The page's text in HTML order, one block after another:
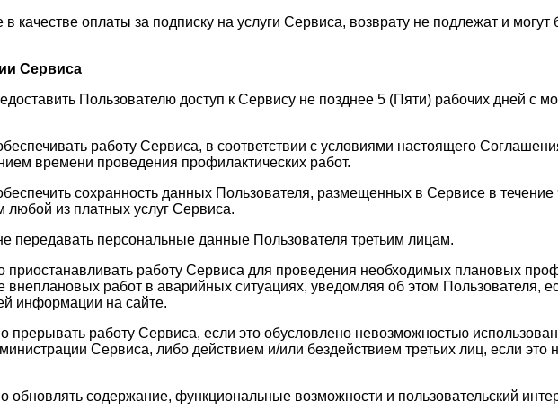
качестве оплаты за подписку на услуги Сервиса, возврату не подлежат и
Сервиса
Пользователю доступ к Сервису не позднее 5 (Пяти) рабочих дней с
работу Сервиса, в соответствии с условиями настоящего
времени проведения профилактических работ.
сохранность данных Пользователя, размещенных в Сервисе в
любой из платных услуг Сервиса.
передавать персональные данные Пользователя третьим лицам.
работу Сервиса для проведения необходимых плановых
работ в аварийных ситуациях, уведомляя об этом Пользователя,
информации на сайте.
прерывать работу Сервиса, если это обусловлено невозможностью
Сервиса, либо действием и/или бездействием третьих лиц, если это
обновлять содержание, функциональные возможности и пользовательский